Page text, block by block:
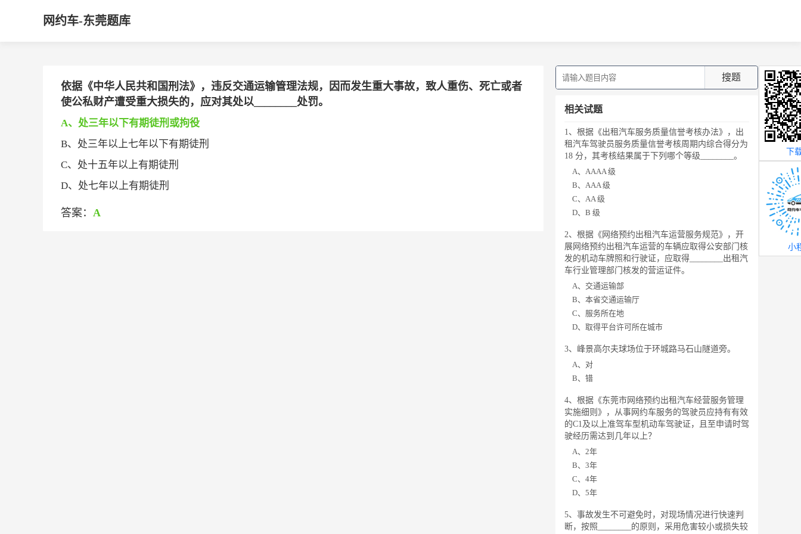
网约车-东莞题库
依据《中华人民共和国刑法》，违反交通运输管理法规，因而发生重大事故，致人重伤、死亡或者
使公私财产遭受重大损失的，应对其处以________处罚。
A、处三年以下有期徒刑或拘役
B、处三年以上七年以下有期徒刑
C、处十五年以上有期徒刑
D、处七年以上有期徒刑
答案： A
搜题
相关试题
1、根据《出租汽车服务质量信誉考核办法》，出
租汽车驾驶员服务质量信誉考核周期内综合得分为
18 分，其考核结果属于下列哪个等级________。
A、AAAA 级
B、AAA 级
C、AA 级
D、B 级
2、根据《网络预约出租汽车运营服务规范》，开
展网络预约出租汽车运营的车辆应取得公安部门核
发的机动车牌照和行驶证，应取得________出租汽
车行业管理部门核发的营运证件。
A、交通运输部
B、本省交通运输厅
C、服务所在地
D、取得平台许可所在城市
3、峰景高尔夫球场位于环城路马石山隧道旁。
A、对
B、错
4、根据《东莞市网络预约出租汽车经营服务管理
实施细则》，从事网约车服务的驾驶员应持有有效
的C1及以上准驾车型机动车驾驶证，且至申请时驾
驶经历需达到几年以上？
A、2年
B、3年
C、4年
D、5年
5、事故发生不可避免时，对现场情况进行快速判
断，按照________的原则，采用危害较小或损失较
下
小